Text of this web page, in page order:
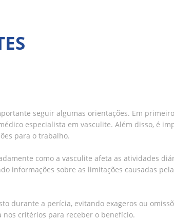
seguir algumas orientações. Em
especialista em vasculite. Além disso, é
para o trabalho.
como a vasculite afeta as atividades
informações sobre as limitações causadas
durante a perícia, evitando exageros ou
critérios para receber o benefício.